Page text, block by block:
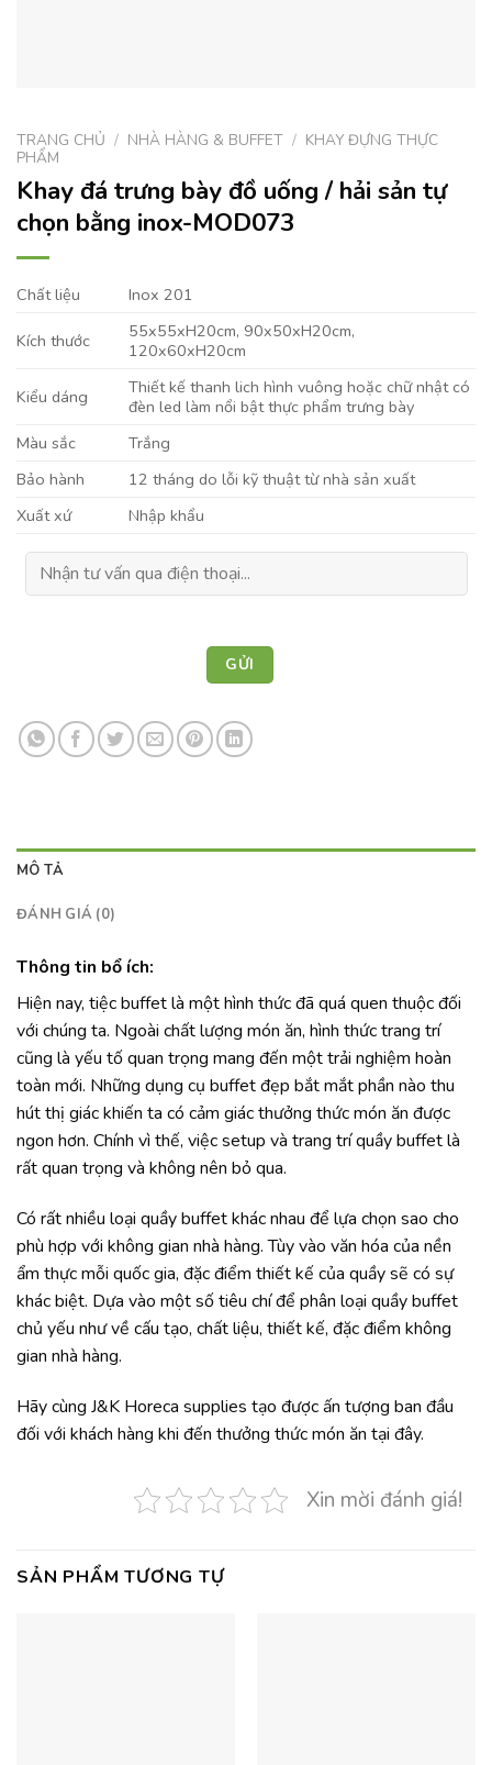
TRANG CHỦ / NHÀ HÀNG & BUFFET / KHAY ĐỰNG THỰC
PHẨM
Khay đá trưng bày đồ uống / hải sản tự
chọn bằng inox-MOD073
Chất liệu Inox 201
Kích thước
55x55xH20cm, 90x50xH20cm,
120x60xH20cm
Kiểu dáng
Thiết kế thanh lich hình vuông hoặc chữ nhật có
đèn led làm nổi bật thực phẩm trưng bày
Màu sắc
Trắng
Bảo hành
12 tháng do lỗi kỹ thuật từ nhà sản xuất
Xuất xứ
Nhập khẩu
MÔ TẢ
ĐÁNH GIÁ (0)
Thông tin bổ ích:
Hiện nay, tiệc buffet là một hình thức đã quá quen thuộc đối
với chúng ta. Ngoài chất lượng món ăn, hình thức trang trí
cũng là yếu tố quan trọng mang đến một trải nghiệm hoàn
toàn mới. Những dụng cụ buffet đẹp bắt mắt phần nào thu
hút thị giác khiến ta có cảm giác thưởng thức món ăn được
ngon hơn. Chính vì thế, việc setup và trang trí quầy buffet là
rất quan trọng và không nên bỏ qua.
Có rất nhiều loại quầy buffet khác nhau để lựa chọn sao cho
phù hợp với không gian nhà hàng. Tùy vào văn hóa của nền
ẩm thực mỗi quốc gia, đặc điểm thiết kế của quầy sẽ có sự
khác biệt. Dựa vào một số tiêu chí để phân loại quầy buffet
chủ yếu như về cấu tạo, chất liệu, thiết kế, đặc điểm không
gian nhà hàng.
Hãy cùng J&K Horeca supplies tạo được ấn tượng ban đầu
đối với khách hàng khi đến thưởng thức món ăn tại đây.
Xin mời đánh giá!
SẢN PHẨM TƯƠNG TỰ